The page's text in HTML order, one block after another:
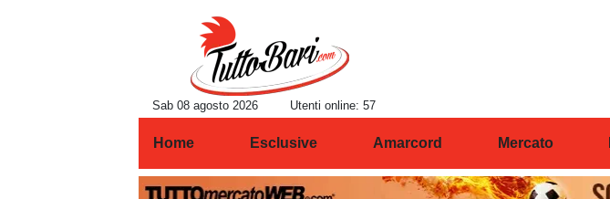
Sab 08 agosto 2026 Utenti online: 57
Home Esclusive Amarcord Mercato